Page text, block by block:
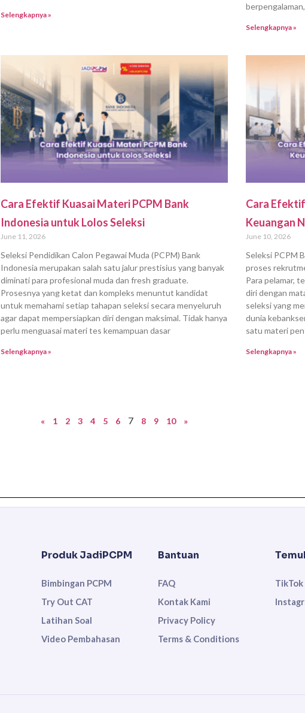
Selengkapnya »
Selengkapnya »
Cara Efektif Kuasai Materi PCPM Bank
Indonesia untuk Lolos Seleksi
June 11, 2026
Seleksi Pendidikan Calon Pegawai Muda (PCPM) Bank
Indonesia merupakan salah satu jalur prestisius yang banyak
diminati para profesional muda dan fresh graduate.
Prosesnya yang ketat dan kompleks menuntut kandidat
untuk memahami setiap tahapan seleksi secara menyeluruh
agar dapat mempersiapkan diri dengan maksimal. Tidak hanya
perlu menguasai materi tes kemampuan dasar
Selengkapnya »
Cara
Keuangan
June 10, 2026
Seleksi PCPM
proses
Para pelamar,
diri dengan
seleksi yang
dunia
satu materi
Selengkapnya »
« 1 2 3 4 5 6 7 8 9 10 »
Produk JadiPCPM
Bimbingan PCPM
Try Out CAT
Latihan Soal
Video Pembahasan
Bantuan
FAQ
Kontak Kami
Privacy Policy
Terms & Conditions
TikTok